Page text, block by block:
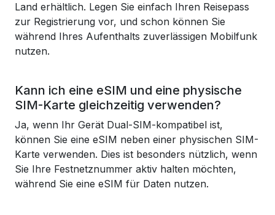
Land erhältlich. Legen Sie einfach Ihren Reisepass
zur Registrierung vor, und schon können Sie
während Ihres Aufenthalts zuverlässigen Mobilfunk
nutzen.
Kann ich eine eSIM und eine physische
SIM-Karte gleichzeitig verwenden?
Ja, wenn Ihr Gerät Dual-SIM-kompatibel ist,
können Sie eine eSIM neben einer physischen SIM-
Karte verwenden. Dies ist besonders nützlich, wenn
Sie Ihre Festnetznummer aktiv halten möchten,
während Sie eine eSIM für Daten nutzen.